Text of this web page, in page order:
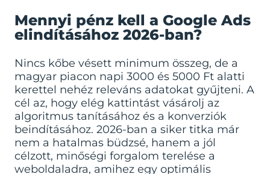
Mennyi pénz kell a Google Ads
elindításához 2026-ban?
Nincs kőbe vésett minimum összeg, de a
magyar piacon napi 3000 és 5000 Ft alatti
kerettel nehéz releváns adatokat gyűjteni. A
cél az, hogy elég kattintást vásárolj az
algoritmus tanításához és a konverziók
beindításához. 2026-ban a siker titka már
nem a hatalmas büdzsé, hanem a jól
célzott, minőségi forgalom terelése a
weboldaladra, amihez egy optimális